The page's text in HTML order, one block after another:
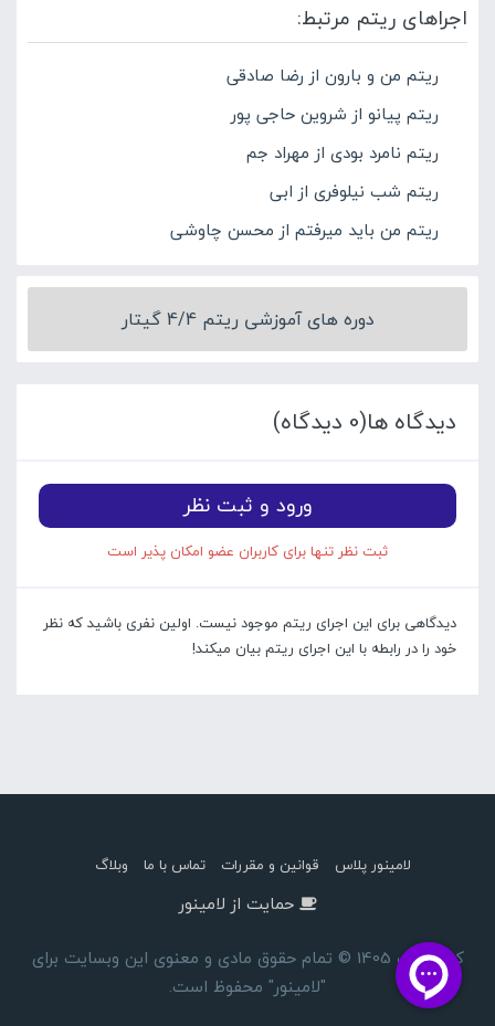
اجراهای ریتم مرتبط:
ریتم من و بارون از رضا صادقی
ریتم پیانو از شروین حاجی پور
ریتم نامرد بودی از مهراد جم
ریتم شب نیلوفری از ابی
ریتم من باید میرفتم از محسن چاوشی
دوره های آموزشی ریتم 4/4 گیتار
دیدگاه ها(0 دیدگاه)
ورود و ثبت نظر
ثبت نظر تنها برای کاربران عضو امکان پذیر است
دیدگاهی برای این اجرای ریتم موجود نیست. اولین نفری باشید که نظر
خود را در رابطه با این اجرای ریتم بیان میکند!
لامینور پلاس قوانین و مقررات تماس با ما وبلاگ
حمایت از لامینور
کپی رایت 1405 © تمام حقوق مادی و معنوی این وبسایت برای
"لامینور" محفوظ است.